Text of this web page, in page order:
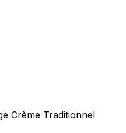
Crème Traditionnel